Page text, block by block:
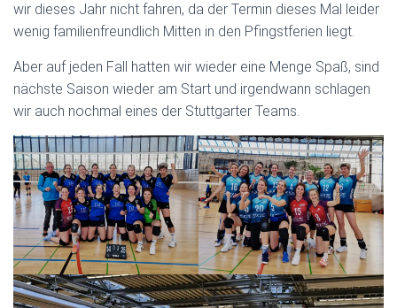
wir dieses Jahr nicht fahren, da der Termin dieses Mal leider
wenig familienfreundlich Mitten in den Pfingstferien liegt.
Aber auf jeden Fall hatten wir wieder eine Menge Spaß, sind
nächste Saison wieder am Start und irgendwann schlagen
wir auch nochmal eines der Stuttgarter Teams.